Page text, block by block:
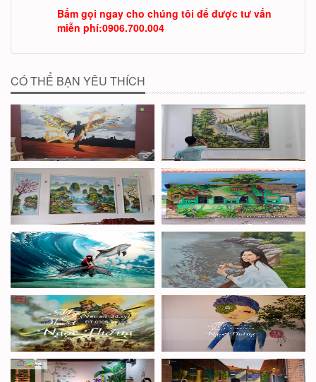
Bấm gọi ngay cho chúng tôi để được tư vấn
miễn phí:0906.700.004
CÓ THỂ BẠN YÊU THÍCH